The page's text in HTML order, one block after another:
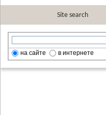
Site search
на сайте в интернете